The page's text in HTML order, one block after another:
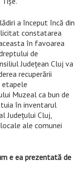
a început încă din
constatarea
în favoarea
de
Județean Cluj va
recuperării
etapele
Muzeal ca bun de
în inventarul
Județului Cluj,
ale comunei
e ea prezentată de